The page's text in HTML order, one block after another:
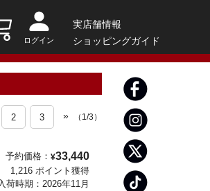
ログイン
実店舗情報
ショッピングガイド
2 3 » （ 1/3 ）
予約価格： ¥33,440
1,216 ポイント獲得
入荷時期： 2026年11月